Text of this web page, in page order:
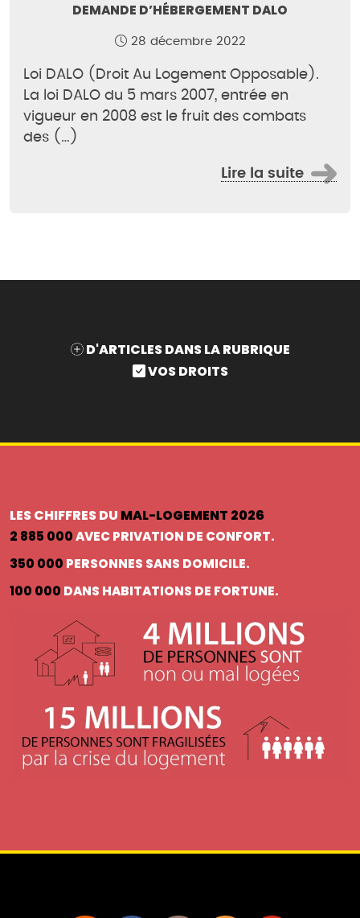
DEMANDE D’HÉBERGEMENT DALO
28 décembre 2022
Loi DALO (Droit Au Logement Opposable).
La loi DALO du 5 mars 2007, entrée en
vigueur en 2008 est le fruit des combats
des (…)
Lire la suite
D'ARTICLES DANS LA RUBRIQUE
VOS DROITS
LES CHIFFRES DU MAL-LOGEMENT 2026
2 885 000AVEC PRIVATION DE CONFORT.
350 000 PERSONNES SANS DOMICILE.
100 000 DANS HABITATIONS DE FORTUNE.